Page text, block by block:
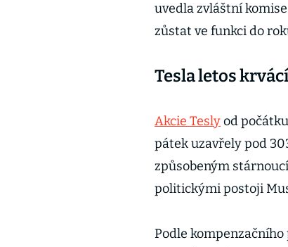
uvedla zvláštní
zůstat ve funkci do
Tesla letos krvácí
Akcie Teslyod
pátek uzavřely pod
způsobeným
politickými postoji
Podle